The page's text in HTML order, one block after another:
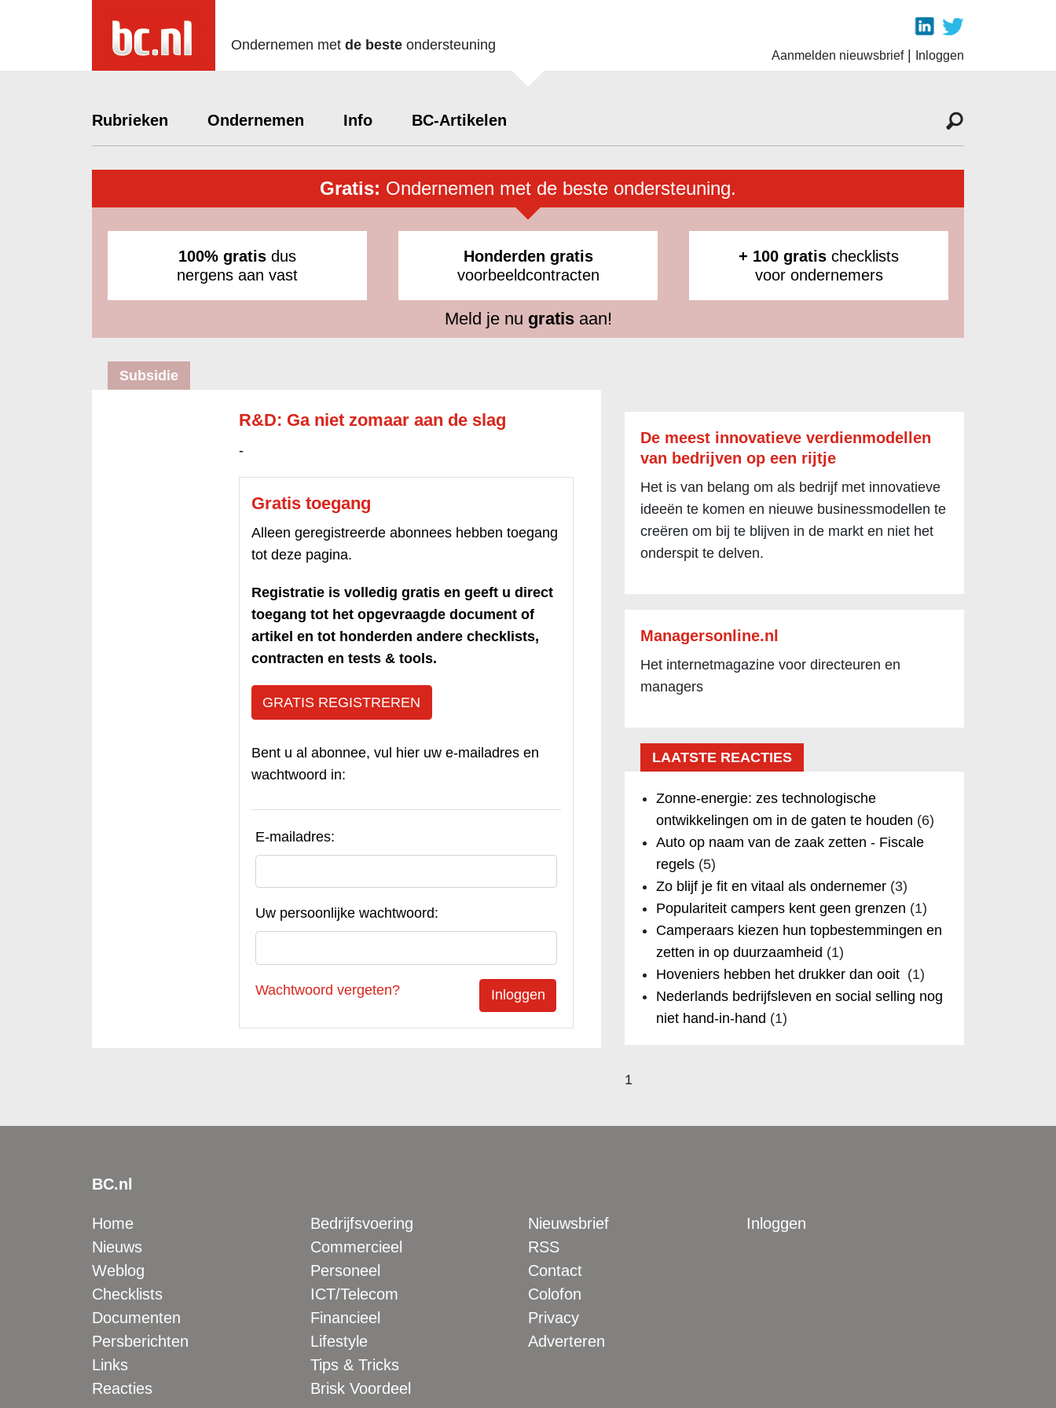
Ondernemen met de beste ondersteuning
Aanmelden nieuwsbrief| Inloggen
Rubrieken Ondernemen Info BC-Artikelen
Gratis: Ondernemen met de beste ondersteuning.
100% gratis dus
nergens aan vast
Honderden gratis
voorbeeldcontracten
+ 100 gratis checklists
voor ondernemers
Meld je nu gratisaan!
Subsidie
R&D: Ga niet zomaar aan de slag
-
Gratis toegang
Alleen geregistreerde abonnees hebben toegang
tot deze pagina.
Registratie is volledig gratis en geeft u direct
toegang tot het opgevraagde document of
artikel en tot honderden andere checklists,
contracten en tests & tools.
GRATIS REGISTREREN
Bent u al abonnee, vul hier uw e-mailadres en
wachtwoord in:
E-mailadres:
Uw persoonlijke wachtwoord:
Wachtwoord vergeten?
De meest innovatieve verdienmodellen
van bedrijven op een rijtje
Het is van belang om als bedrijf met innovatieve
ideeën te komen en nieuwe businessmodellen te
creëren om bij te blijven in de markt en niet het
onderspit te delven.
Managersonline.nl
Het internetmagazine voor directeuren en
managers
LAATSTE REACTIES
Zonne-energie: zes technologische
ontwikkelingen om in de gaten te houden (6)
Auto op naam van de zaak zetten - Fiscale
regels(5)
Zo blijf je fit en vitaal als ondernemer(3)
Populariteit campers kent geen grenzen (1)
Camperaars kiezen hun topbestemmingen en
zetten in op duurzaamheid (1)
Hoveniers hebben het drukker dan ooit (1)
Nederlands bedrijfsleven en social selling nog
niet hand-in-hand (1)
1
BC.nl
Home
Nieuws
Weblog
Checklists
Documenten
Persberichten
Links
Reacties
Bedrijfsvoering
Commercieel
Personeel
ICT/Telecom
Financieel
Lifestyle
Tips & Tricks
Brisk Voordeel
Nieuwsbrief
RSS
Contact
Colofon
Privacy
Adverteren
Inloggen